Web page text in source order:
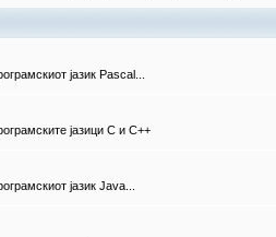
јазик Pascal...
јазици C и C++
јазик Java...